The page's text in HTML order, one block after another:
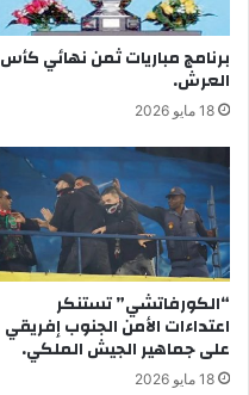
برنامج مباريات ثمن نهائي كأس
العرش.
18 مايو 2026
“الكورفاتشي” تستنكر
اعتداءات الأمن الجنوب إفريقي
على جماهير الجيش الملكي.
18 مايو 2026